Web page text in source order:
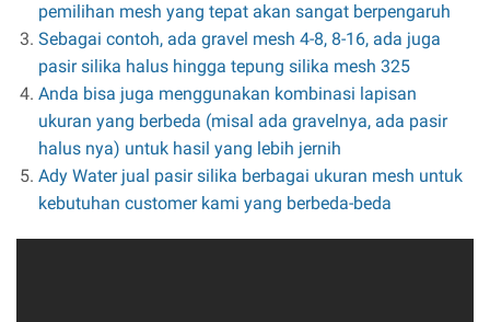
pemilihan mesh yang tepat akan sangat berpengaruh
Sebagai contoh, ada gravel mesh 4-8, 8-16, ada juga
pasir silika halus hingga tepung silika mesh 325
Anda bisa juga menggunakan kombinasi lapisan
ukuran yang berbeda (misal ada gravelnya, ada pasir
halus nya) untuk hasil yang lebih jernih
Ady Water jual pasir silika berbagai ukuran mesh untuk
kebutuhan customer kami yang berbeda-beda